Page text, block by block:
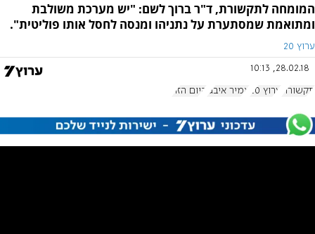
המומחה לתקשורת, ד"ר ברוך לשם: "יש מערכת משולבת
ומתואמת שמסתערת על נתניהו ומנסה לחסל אותו פוליטית".
ערוץ 20
28.02.18, 10:13
תקשורת ערוץ 20 אמיר איבגי היום הזה